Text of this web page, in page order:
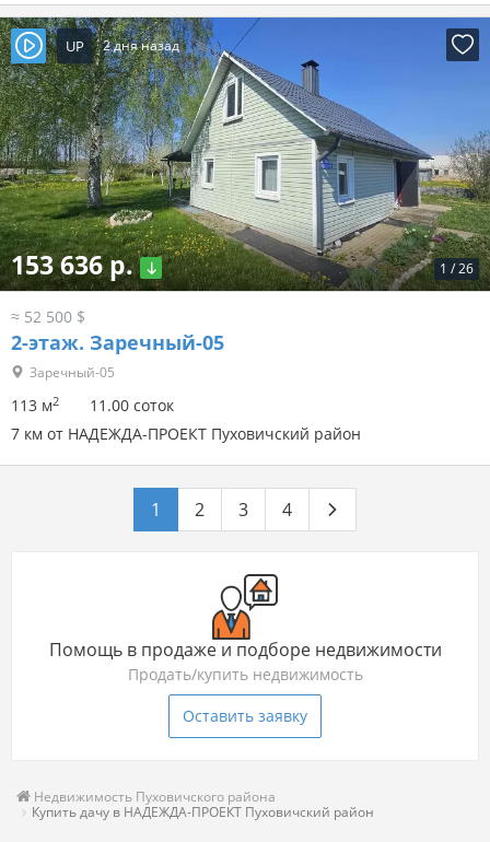
UP 2 дня назад
1 /26
153 636 р.
≈ 52 500 $
2-этаж. Заречный-05
Заречный-05
113 м2
11.00 соток
7 км от НАДЕЖДА-ПРОЕКТ Пуховичский район
1 2 3 4
Помощь в продаже и подборе недвижимости
Продать/купить недвижимость
Оставить заявку
Недвижимость Пуховичского района
Купить дачу в НАДЕЖДА-ПРОЕКТ Пуховичский район